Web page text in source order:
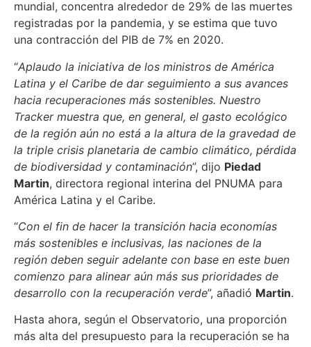
mundial, concentra alrededor de 29% de las muertes
registradas por la pandemia, y se estima que tuvo
una contracción del PIB de 7% en 2020.
“Aplaudo la iniciativa de los ministros de América
Latina y el Caribe de dar seguimiento a sus avances
hacia recuperaciones más sostenibles. Nuestro
Tracker muestra que, en general, el gasto ecológico
de la región aún no está a la altura de la gravedad de
la triple crisis planetaria de cambio climático, pérdida
de biodiversidad y contaminación”, dijo Piedad
Martin, directora regional interina del PNUMA para
América Latina y el Caribe.
“Con el fin de hacer la transición hacia economías
más sostenibles e inclusivas, las naciones de la
región deben seguir adelante con base en este buen
comienzo para alinear aún más sus prioridades de
desarrollo con la recuperación verde”, añadió Martin.
Hasta ahora, según el Observatorio, una proporción
más alta del presupuesto para la recuperación se ha